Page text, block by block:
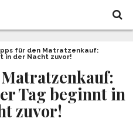
für den Matratzenkauf:
in der Nacht zuvor!
Tag beginnt in
zuvor!